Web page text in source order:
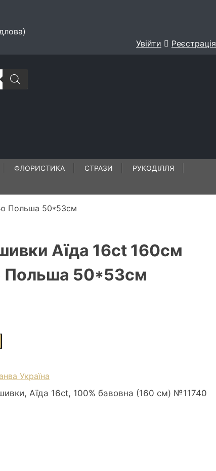
Увійти
Реєстрація
ФЛОРИСТИКА СТРАЗИ РУКОДІЛЛЯ
Польша 50*53см
Аїда 16ct 160см
Польша 50*53см
Україна
Аїда 16ct, 100% бавовна (160 cм) №11740